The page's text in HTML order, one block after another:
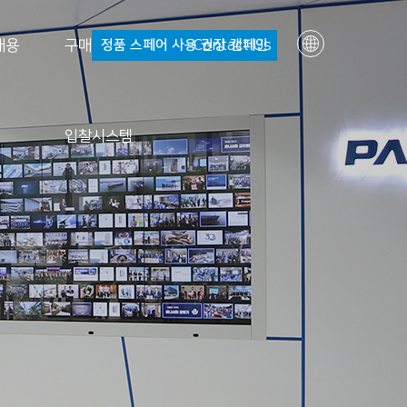
용 구매
입찰시스템
정품 스페어 사용 권장 캠페인
Contact Us
Smart 파나시아 투자정보 회사소개